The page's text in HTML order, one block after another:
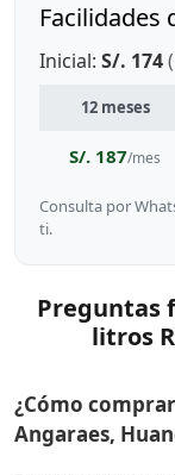
Facilidades
Inicial: S/. 174
12 meses
S/. 187/mes
Consulta por
ti.
Preguntas
litros
¿Cómo
Angaraes,